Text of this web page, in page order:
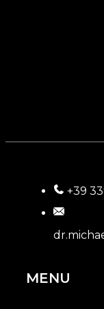
+39
MENU